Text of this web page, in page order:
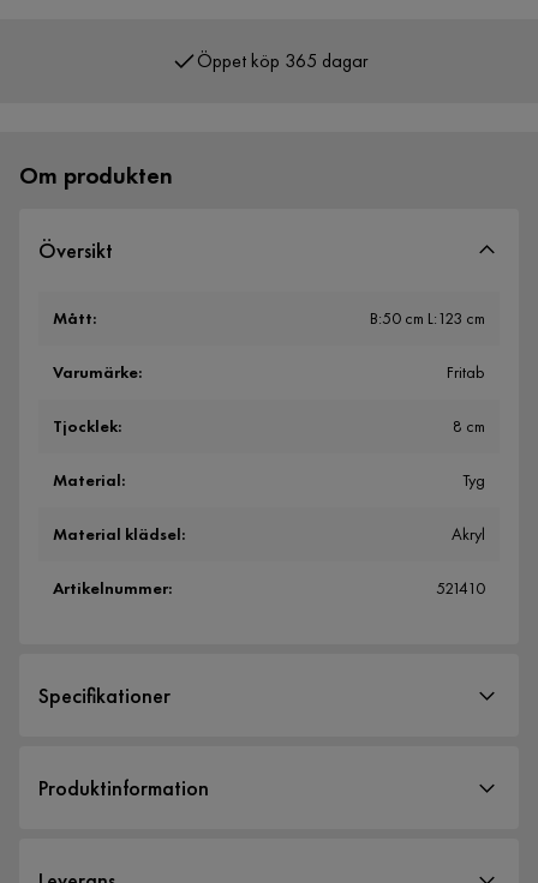
Öppet köp 365 dagar
Om produkten
Översikt
Mått: B:50 cm L:123 cm
Varumärke: Fritab
Tjocklek: 8 cm
Material: Tyg
Material klädsel: Akryl
Artikelnummer: 521410
Specifikationer
Storlek
Produktinformation